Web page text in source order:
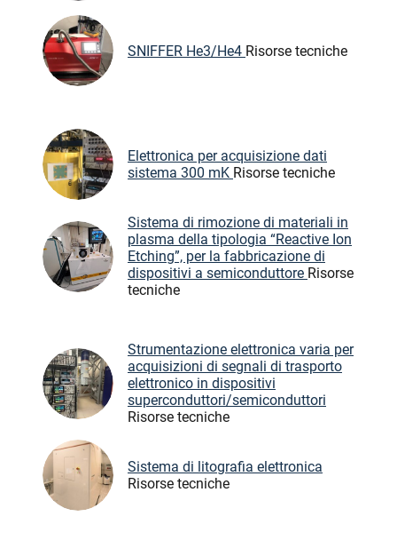
SNIFFER He3/He4 Risorse tecniche
Elettronica per acquisizione dati
sistema 300 mK Risorse tecniche
Sistema di rimozione di materiali in
plasma della tipologia “Reactive Ion
Etching”, per la fabbricazione di
dispositivi a semiconduttore Risorse
tecniche
Strumentazione elettronica varia per
acquisizioni di segnali di trasporto
elettronico in dispositivi
superconduttori/semiconduttori
Risorse tecniche
Sistema di litografia elettronica
Risorse tecniche